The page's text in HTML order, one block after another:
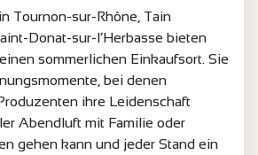
Tournon-sur-Rhône, Tain
Donat-sur-l’Herbasse bieten
sommerlichen Einkaufsort. Sie
bei denen
ihre Leidenschaft
Abendluft mit Familie oder
gehen kann und jeder Stand ein